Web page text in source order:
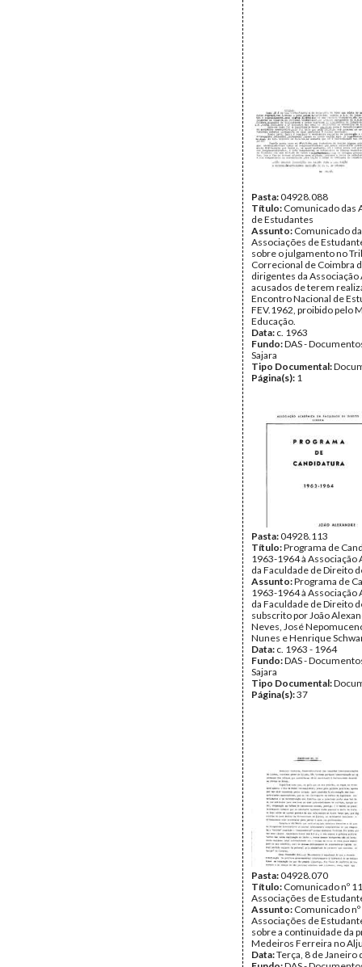
Pasta:04928.088
Título: Comunicado das
de Estudantes
Assunto: Comunicado
Associações de
sobre o julgamento no
Correcional de Coimbra
dirigentes da Associação
acusados de terem
Encontro Nacional de
FEV.1962, proibido pelo
Educação.
Data: c. 1963
Fundo:DAS -
Sajara
Tipo Documental:
Página(s): 1
Pasta:04928.113
Título:Programa de
1963-1964 à Associação
da Faculdade de Direito
Assunto:Programa de
1963-1964 à Associação
da Faculdade de Direito
subscrito por João
Neves, José
Nunes e Henrique
Data: c. 1963 - 1964
Fundo:DAS -
Sajara
Tipo Documental:
Página(s):37
Pasta:04928.070
Título: Comunicado nº
Associações de
Assunto: Comunicado
Associações de
sobre a continuidade da
Medeiros Ferreira no
Data:Terça, 8 de Janeiro